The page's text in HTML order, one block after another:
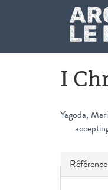
Aller au contenu principal
I
Yagoda,
Masquer